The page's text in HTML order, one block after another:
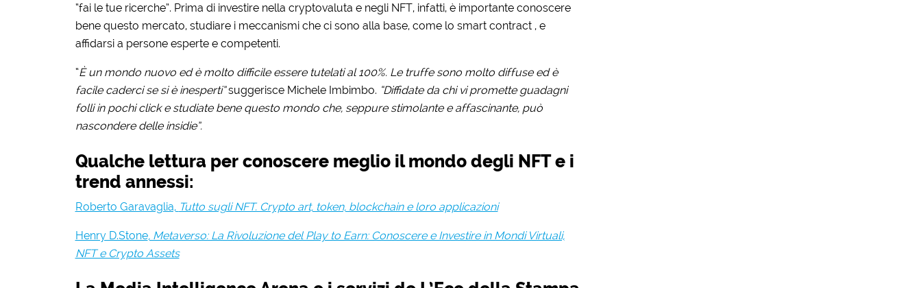
“fai le tue ricerche”. Prima di investire nella cryptovaluta e negli NFT, infatti, è importante conoscere
bene questo mercato, studiare i meccanismi che ci sono alla base, come lo smart contract , e
affidarsi a persone esperte e competenti.
“È un mondo nuovo ed è molto difficile essere tutelati al 100%. Le truffe sono molto diffuse ed è
facile caderci se si è inesperti”suggerisce Michele Imbimbo. “Diffidate da chi vi promette guadagni
folli in pochi click e studiate bene questo mondo che, seppure stimolante e affascinante, può
nascondere delle insidie”.
Qualche lettura per conoscere meglio il mondo degli NFT e i
trend annessi:
Roberto Garavaglia, Tutto sugli NFT. Crypto art, token, blockchain e loro applicazioni
Henry D.Stone, Metaverso: La Rivoluzione del Play to Earn: Conoscere e Investire in Mondi Virtuali,
NFT e Crypto Assets